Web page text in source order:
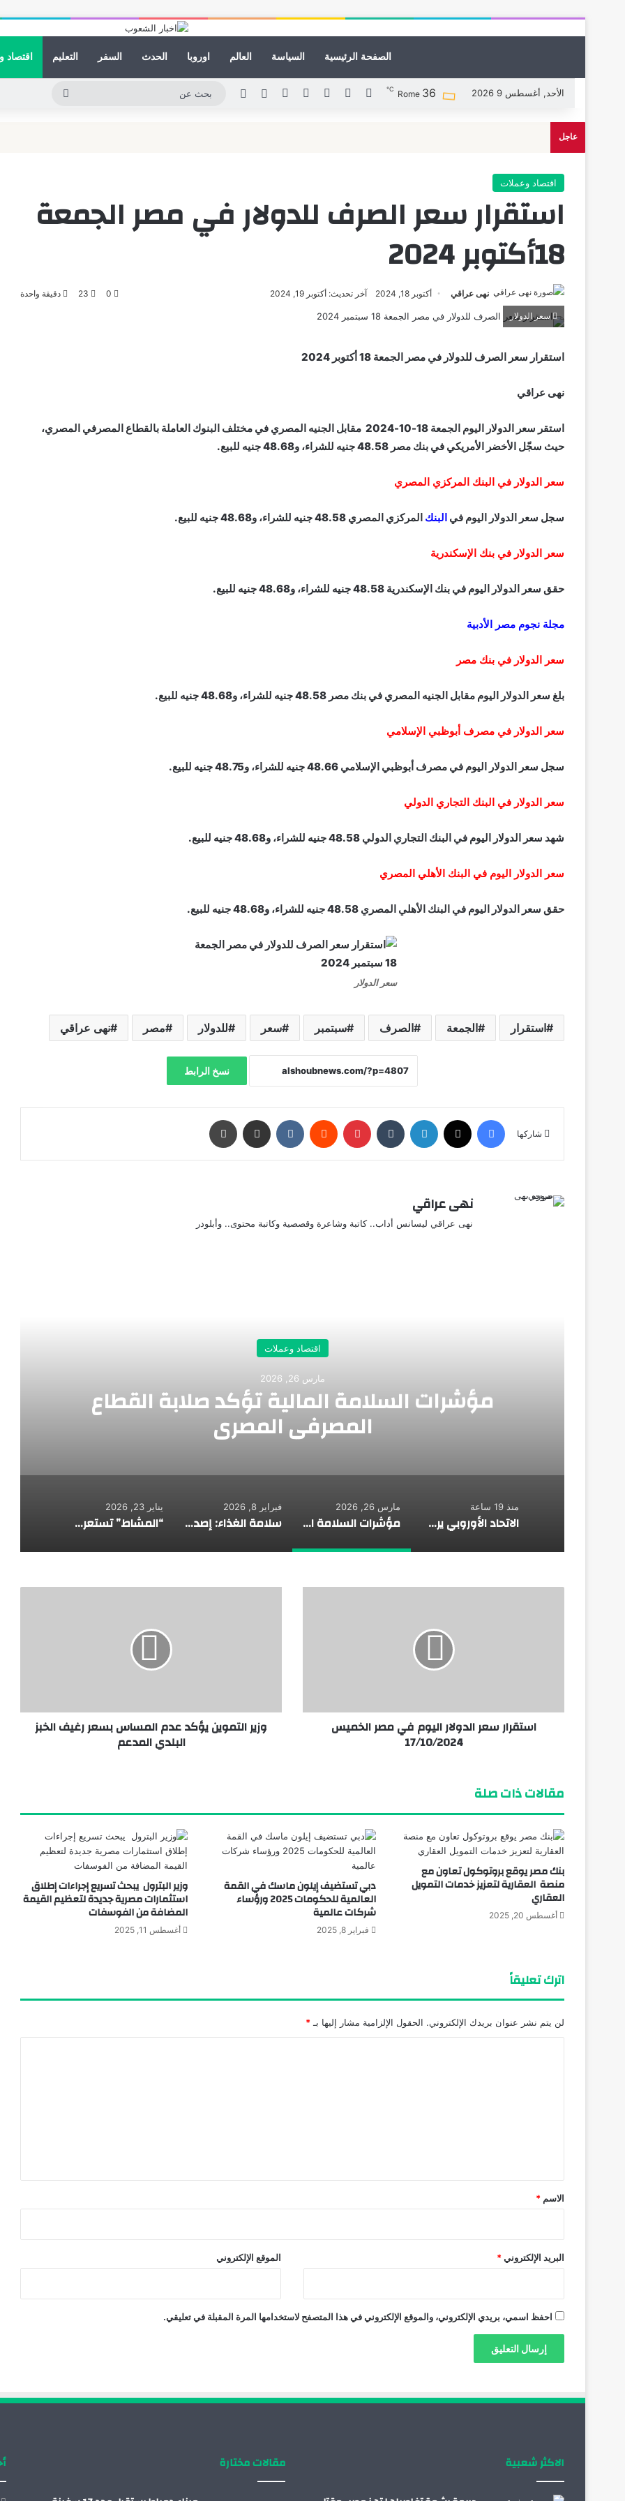
الصفحة الرئيسية السياسة العالم اوروبا الحدث السفر التعليم اقتصاد
الأحد, أغسطس 9 2026 Rome 36
℃ فيسبوك لينكدإنيوتيوب انستقراممقال عشوائي
الوضع المظلم
عاجل ميناء دمياط يستقبل عدد
اقتصاد وعملات
استقرار سعر الصرف للدولار في مصر الجمعة
18أكتوبر 2024
نهى عراقي أكتوبر 18, 2024 آخر تحديث: أكتوبر 19, 2024 0
23 دقيقة واحدة
سعر الدولار
استقرار سعر الصرف للدولار في مصر الجمعة 18 أكتوبر 2024
نهى عراقي
استقر سعر الدولار اليوم الجمعة 18-10-2024 مقابل الجنيه المصري في مختلف البنوك العاملة بالقطاع المصرفي المصري،
حيث سجّل الأخضر الأمريكي في بنك مصر 48.58 جنيه للشراء، و48.68 جنيه للبيع.
سعر الدولار في البنك المركزي المصري
سجل سعر الدولار اليوم في البنك المركزي المصري 48.58 جنيه للشراء، و48.68 جنيه للبيع.
سعر الدولار في بنك الإسكندرية
حقق سعر الدولار اليوم في بنك الإسكندرية 48.58 جنيه للشراء، و48.68 جنيه للبيع.
مجلة نجوم مصر الأدبية
سعر الدولار في بنك مصر
بلغ سعر الدولار اليوم مقابل الجنيه المصري في بنك مصر 48.58 جنيه للشراء، و48.68 جنيه للبيع.
سعر الدولار في مصرف أبوظبي الإسلامي
سجل سعر الدولار اليوم في مصرف أبوظبي الإسلامي 48.66 جنيه للشراء، و48.75 جنيه للبيع.
سعر الدولار في البنك التجاري الدولي
شهد سعر الدولار اليوم في البنك التجاري الدولي 48.58 جنيه للشراء، و48.68 جنيه للبيع.
سعر الدولار اليوم في البنك الأهلي المصري
حقق سعر الدولار اليوم في البنك الأهلي المصري 48.58 جنيه للشراء، و48.68 جنيه للبيع.
سعر الدولار
استقرار الجمعة الصرف سبتمبر سعر للدولار مصر نهى عراقي
نسخ الرابط
شاركها
نهى عراقي
نهى عراقي ليسانس أداب.. كاتبة وشاعرة وقصصية وكاتبة محتوى.. وأبلودر
اقتصاد وعملات
مارس 26, 2026
مؤشرات السلامة المالية تؤكد صلابة القطاع
المصرفي المصري
منذ 19 ساعة
الاتحاد الأوروبي يرفع مخصصات البحث والتطوير بنسبة 60.5%
مارس 26, 2026
مؤشرات السلامة المالية تؤكد صلابة القطاع المصرفي المصري
فبراير 8, 2026
سلامة الغذاء: إصدار 2492 إذن تصدير لحاصلات زراعية لصالح 1378 شركة
يناير 23, 2026
“المشاط” تستعرض محاور “السردية الوطنية للتنمية الشاملة” وآليات تمويل المستهدفات
استقرار سعر الدولار اليوم في مصر الخميس
17/10/2024
وزير التموين يؤكد عدم المساس بسعر رغيف الخبز
البلدي المدعم
مقالات ذات صلة
بنك مصر يوقع بروتوكول تعاون مع
منصة العقارية لتعزيز خدمات التمويل
العقاري
أغسطس 20, 2025
دبي تستضيف إيلون ماسك في القمة
العالمية للحكومات 2025 ورؤساء
شركات عالمية
فبراير 8, 2025
وزير البترول يبحث تسريع إجراءات إطلاق
استثمارات مصرية جديدة لتعظيم القيمة
المضافة من الفوسفات
أغسطس 11, 2025
اترك تعليقاً
لن يتم نشر عنوان بريدك الإلكتروني. الحقول الإلزامية مشار إليها بـ *
*
الاسم *
البريد الإلكتروني * الموقع الإلكتروني
احفظ اسمي، بريدي الإلكتروني، والموقع الإلكتروني في هذا المتصفح لاستخدامها المرة المقبلة في تعليقي.
الاكثر شعبية مقالات مختارة